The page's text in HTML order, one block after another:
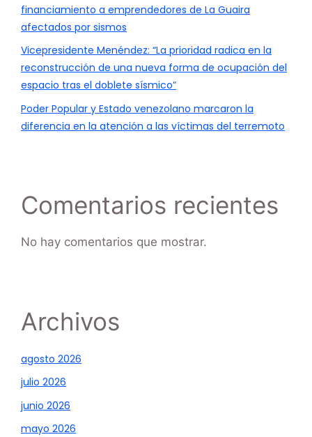
financiamiento a emprendedores de La Guaira
afectados por sismos
Vicepresidente Menéndez: “La prioridad radica en la
reconstrucción de una nueva forma de ocupación del
espacio tras el doblete sísmico”
Poder Popular y Estado venezolano marcaron la
diferencia en la atención a las víctimas del terremoto
Comentarios recientes
No hay comentarios que mostrar.
Archivos
agosto 2026
julio 2026
junio 2026
mayo 2026